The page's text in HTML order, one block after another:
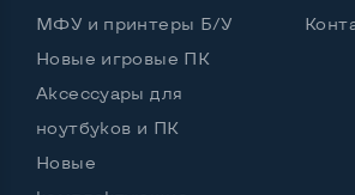
Полноразмерная клавиатура
Оптический привод
МФУ и принтеры Б/У
Новые игровые ПК
Аксессуары для
ноутбуков и ПК
Новые